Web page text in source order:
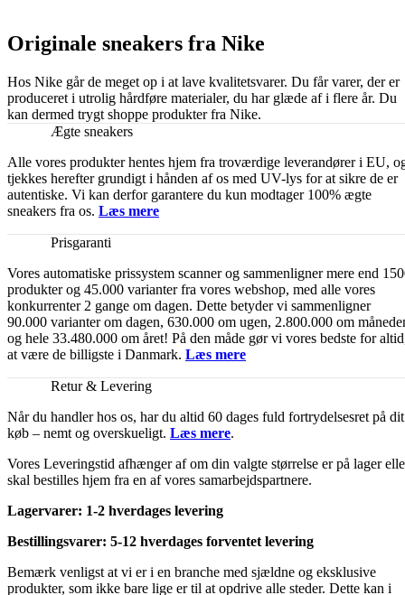
Originale sneakers fra Nike
Hos Nike går de meget op i at lave kvalitetsvarer. Du får varer, der er
produceret i utrolig hårdføre materialer, du har glæde af i flere år. Du
kan dermed trygt shoppe produkter fra Nike.
Ægte sneakers
Alle vores produkter hentes hjem fra troværdige leverandører i EU,
tjekkes herefter grundigt i hånden af os med UV-lys for at sikre de er
autentiske. Vi kan derfor garantere du kun modtager 100% ægte
sneakers fra os. Læs mere
Prisgaranti
Vores automatiske prissystem scanner og sammenligner mere end
produkter og 45.000 varianter fra vores webshop, med alle vores
konkurrenter 2 gange om dagen. Dette betyder vi sammenligner
90.000 varianter om dagen, 630.000 om ugen, 2.800.000 om
og hele 33.480.000 om året! På den måde gør vi vores bedste for
at være de billigste i Danmark. Læs mere
Retur & Levering
Når du handler hos os, har du altid 60 dages fuld fortrydelsesret på dit
køb – nemt og overskueligt. Læs mere.
Vores Leveringstid afhænger af om din valgte størrelse er på lager
skal bestilles hjem fra en af vores samarbejdspartnere.
Lagervarer: 1-2 hverdages levering
Bestillingsvarer: 5-12 hverdages forventet levering
Bemærk venligst at vi er i en branche med sjældne og eksklusive
produkter, som ikke bare lige er til at opdrive alle steder. Dette kan i